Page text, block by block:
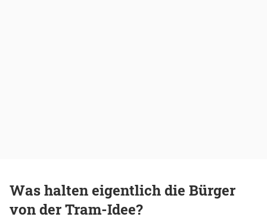
Was halten eigentlich die Bürger
von der Tram-Idee?